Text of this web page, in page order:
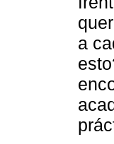
a